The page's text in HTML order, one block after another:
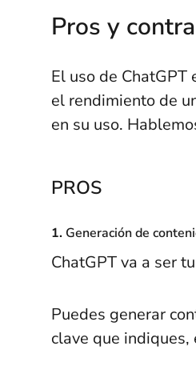
Pros y
El uso de
el rendimiento de
en su uso.
PROS
1. Generación de
ChatGPT va a ser
Puedes generar
clave que